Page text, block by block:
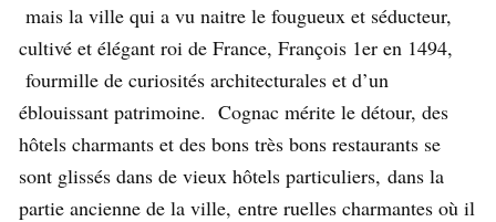
mais la ville qui a vu naitre le fougueux et séducteur,
cultivé et élégant roi de France, François 1er en 1494,
fourmille de curiosités architecturales et d’un
éblouissant patrimoine. Cognac mérite le détour, des
hôtels charmants et des bons très bons restaurants se
sont glissés dans de vieux hôtels particuliers, dans la
partie ancienne de la ville, entre ruelles charmantes où il